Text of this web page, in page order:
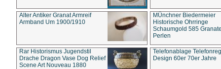
Alter Antiker Granat Armreif
Armband Um 1900/1910
MÜnchner Biedermeier
Historische Ohrringe
Schaumgold 585
Perlen
Rar Historismus Jugendstil
Drache Dragon Vase Dog Relief
Scene Art Nouveau 1880
Telefonablage
Design 60er 70er Jahre